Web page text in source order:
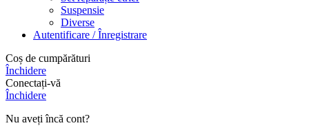
Suspensie
Diverse
Autentificare / Înregistrare
Coș de cumpărături
Închidere
Conectați-vă
Închidere
Nu aveți încă cont?